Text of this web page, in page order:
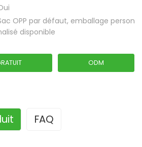
OPP par défaut, emballage person
disponible
ODM
FAQ